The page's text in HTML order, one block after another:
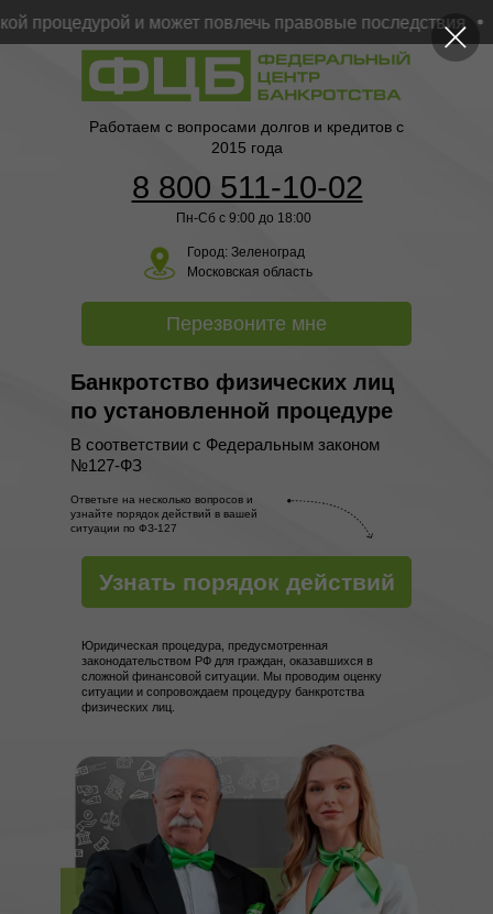
и может повлечь правовые последствия
В соответствии с Федеральным законом
№127-ФЗ
Банкротство физических лиц
по установленной процедуре
Узнать порядок действий
Юридическая процедура, предусмотренная
законодательством РФ для граждан, оказавшихся в
сложной финансовой ситуации. Мы проводим оценку
ситуации и сопровождаем процедуру банкротства
физических лиц.
Ответьте на несколько вопросов и
узнайте порядок действий в вашей
ситуации по ФЗ-127
Перезвоните мне
8 800 511-10-02
Пн-Сб с 9:00 до 18:00
Город: Зеленоград
Московская область
Работаем с вопросами долгов и кредитов с
2015 года